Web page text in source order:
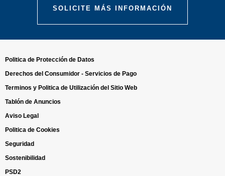
SOLICITE MÁS INFORMACIÓN
Politica de Protección de Datos
Derechos del Consumidor - Servicios de Pago
Terminos y Politica de Utilización del Sitio Web
Tablón de Anuncios
Aviso Legal
Politica de Cookies
Seguridad
Sostenibilidad
PSD2